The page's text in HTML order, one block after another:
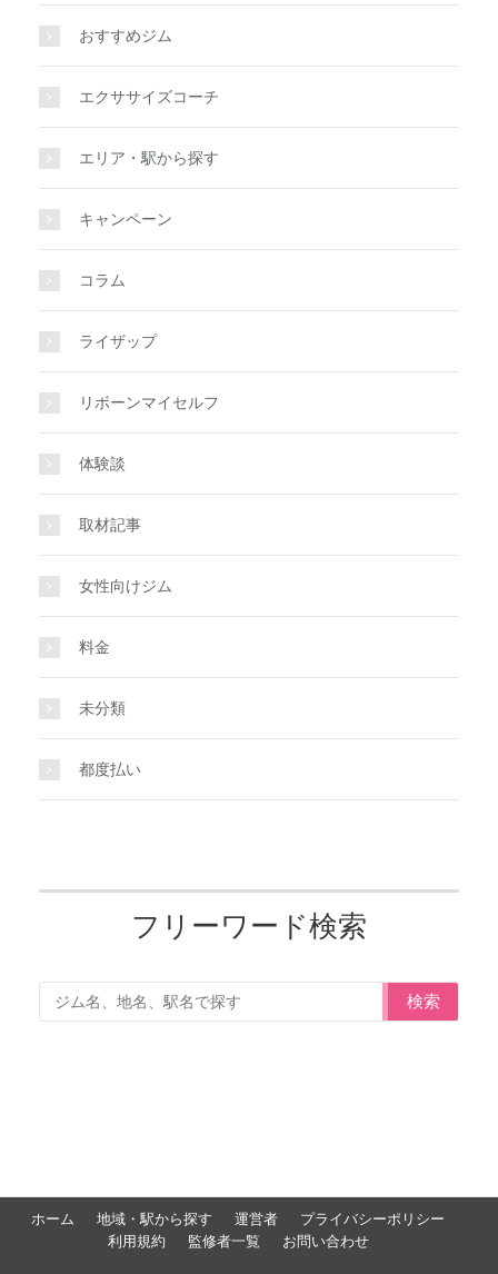
おすすめジム
エクササイズコーチ
エリア・駅から探す
キャンペーン
コラム
ライザップ
リボーンマイセルフ
体験談
取材記事
女性向けジム
料金
未分類
都度払い
フリーワード検索
検索
ホーム 地域・駅から探す 運営者
プライバシーポリシー
利用規約
監修者一覧 お問い合わせ